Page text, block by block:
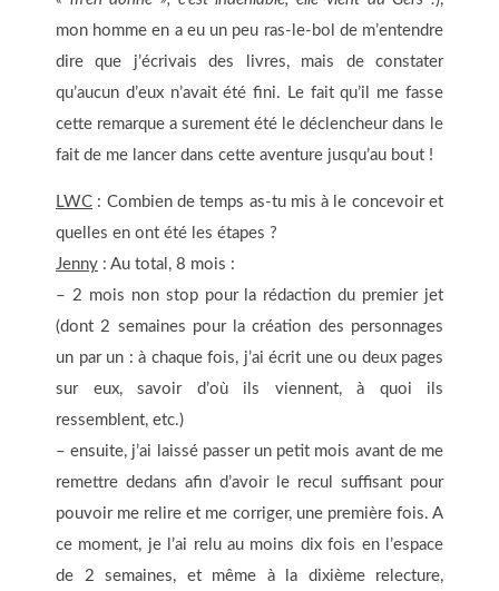
mon homme en a eu un peu ras-le-bol de m’entendre
dire que j’écrivais des livres, mais de constater
qu’aucun d’eux n’avait été fini. Le fait qu’il me fasse
cette remarque a surement été le déclencheur dans le
fait de me lancer dans cette aventure jusqu’au bout !
LWC : Combien de temps as-tu mis à le concevoir et
quelles en ont été les étapes ?
Jenny : Au total, 8 mois :
– 2 mois non stop pour la rédaction du premier jet
(dont 2 semaines pour la création des personnages
un par un : à chaque fois, j’ai écrit une ou deux pages
sur eux, savoir d’où ils viennent, à quoi ils
ressemblent, etc.)
– ensuite, j’ai laissé passer un petit mois avant de me
remettre dedans afin d’avoir le recul suffisant pour
pouvoir me relire et me corriger, une première fois. A
ce moment, je l’ai relu au moins dix fois en l’espace
de 2 semaines, et même à la dixième relecture,